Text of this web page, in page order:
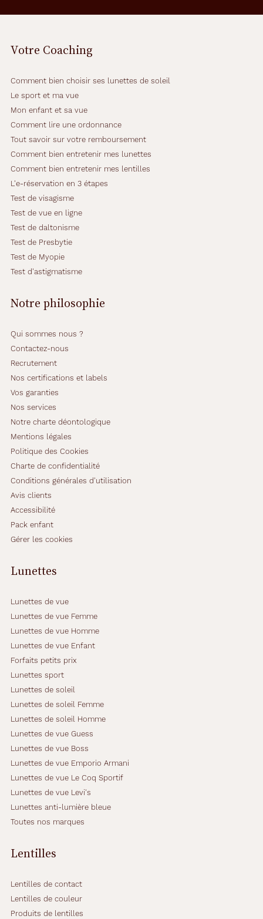
Votre Coaching
Comment bien choisir ses lunettes de soleil
Le sport et ma vue
Mon enfant et sa vue
Comment lire une ordonnance
Tout savoir sur votre remboursement
Comment bien entretenir mes lunettes
Comment bien entretenir mes lentilles
L'e-réservation en 3 étapes
Test de visagisme
Test de vue en ligne
Test de daltonisme
Test de Presbytie
Test de Myopie
Test d'astigmatisme
Notre philosophie
Qui sommes nous ?
Contactez-nous
Recrutement
Nos certifications et labels
Vos garanties
Nos services
Notre charte déontologique
Mentions légales
Politique des Cookies
Charte de confidentialité
Conditions générales d'utilisation
Avis clients
Accessibilité
Pack enfant
Gérer les cookies
Lunettes
Lunettes de vue
Lunettes de vue Femme
Lunettes de vue Homme
Lunettes de vue Enfant
Forfaits petits prix
Lunettes sport
Lunettes de soleil
Lunettes de soleil Femme
Lunettes de soleil Homme
Lunettes de vue Guess
Lunettes de vue Boss
Lunettes de vue Emporio Armani
Lunettes de vue Le Coq Sportif
Lunettes de vue Levi's
Lunettes anti-lumière bleue
Toutes nos marques
Lentilles
Lentilles de contact
Lentilles de couleur
Produits de lentilles